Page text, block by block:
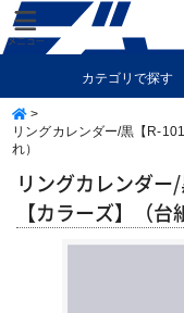
カテゴリで探す
>
リングカレンダー/黒【R-
れ）
リングカレンダー
【カラーズ】（台